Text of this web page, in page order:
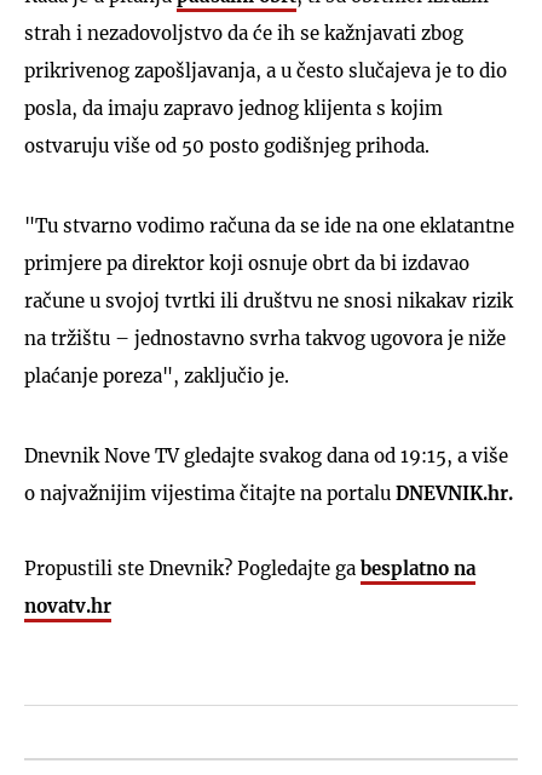
strah i nezadovoljstvo da će ih se kažnjavati zbog
prikrivenog zapošljavanja, a u često slučajeva je to dio
posla, da imaju zapravo jednog klijenta s kojim
ostvaruju više od 50 posto godišnjeg prihoda.
"Tu stvarno vodimo računa da se ide na one eklatantne
primjere pa direktor koji osnuje obrt da bi izdavao
račune u svojoj tvrtki ili društvu ne snosi nikakav rizik
na tržištu – jednostavno svrha takvog ugovora je niže
plaćanje poreza", zaključio je.
Dnevnik Nove TV gledajte svakog dana od 19:15, a više
o najvažnijim vijestima čitajte na portalu DNEVNIK.hr.
Propustili ste Dnevnik? Pogledajte ga besplatno na
novatv.hr